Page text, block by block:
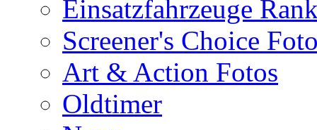
Einsatzfahrzeuge
Screener's Choice
Art & Action Fotos
Oldtimer